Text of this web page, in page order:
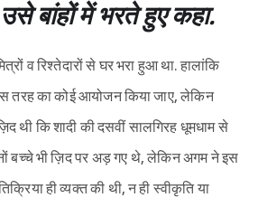
बांहों में भरते हुए कहा.
व रिश्तेदारों से घर भरा हुआ था. हालांकि
तरह का कोई आयोजन किया जाए, लेकिन
थी कि शादी की दसवीं सालगिरह धूमधाम से
बच्चे भी ज़िद पर अड़ गए थे, लेकिन अगम ने इस
ही व्यक्त की थी, न ही स्वीकृति या